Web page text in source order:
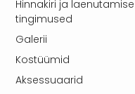
Hinnakiri ja laenutamise
tingimused
Galerii
Kostüümid
Aksessuaarid